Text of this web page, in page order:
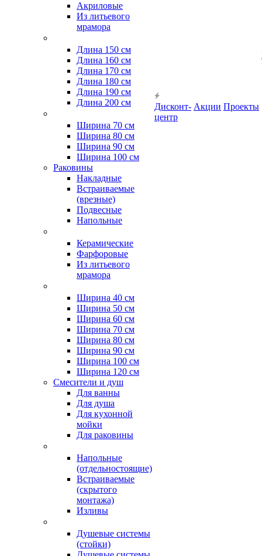
Акриловые
Из литьевого
мрамора
Длина 150 см
Длина 160 см
Длина 170 см
Длина 180 см
Длина 190 см
Длина 200 см
Ширина 70 см
Ширина 80 см
Ширина 90 см
Ширина 100 см
Раковины
Накладные
Встраиваемые
(врезные)
Подвесные
Напольные
Керамические
Фарфоровые
Из литьевого
мрамора
Ширина 40 см
Ширина 50 см
Ширина 60 см
Ширина 70 см
Ширина 80 см
Ширина 90 см
Ширина 100 см
Ширина 120 см
Смесители и душ
Для ванны
Для душа
Для кухонной
мойки
Для раковины
Напольные
(отдельностоящие)
Встраиваемые
(скрытого
монтажа)
Изливы
Душевые системы
(стойки)
Дисконт-
центр
Акции Проекты